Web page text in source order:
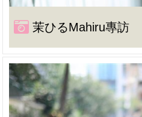
茉ひるMahiru專訪